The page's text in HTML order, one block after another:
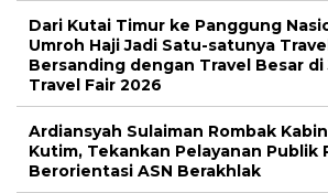
Dari Kutai Timur ke Panggung
Umroh Haji Jadi Satu-satunya
Bersanding dengan Travel Besar di
Travel Fair 2026
Ardiansyah Sulaiman Rombak
Kutim, Tekankan Pelayanan Publik
Berorientasi ASN Berakhlak